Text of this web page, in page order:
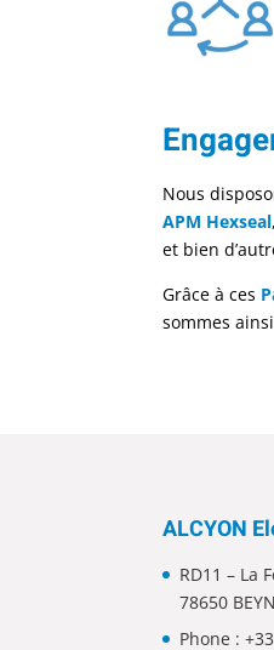
Nous
APM Hexseal
et bien
Grâce à ces
sommes
ALCYON
RD11 – La
78650
Phone :